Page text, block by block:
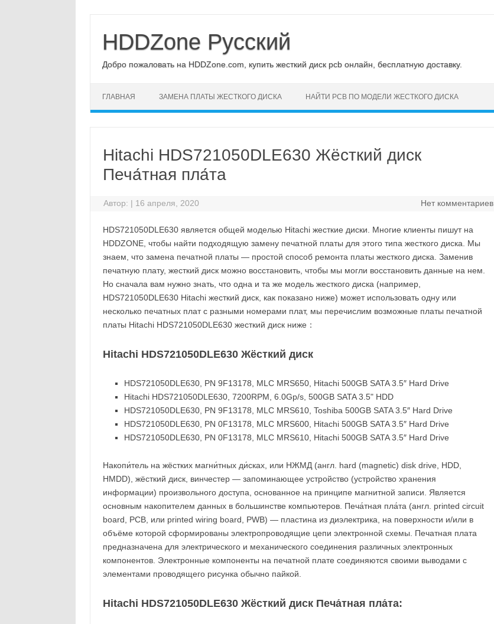
содержимому
HDDZone Русский
Добро пожаловать на HDDZone.com, купить жесткий диск pcb онлайн, бесплатную доставку.
ГЛАВНАЯ ЗАМЕНА ПЛАТЫ ЖЕСТКОГО ДИСКА НАЙТИ PCB ПО МОДЕЛИ ЖЕСТКОГО ДИСКА
Hitachi HDS721050DLE630 Жёсткий диск
Печа́тная пла́та
Автор: | 16 апреля, 2020 Нет комментариев
HDS721050DLE630 является общей моделью Hitachi жесткие диски. Многие клиенты пишут на
HDDZONE, чтобы найти подходящую замену печатной платы для этого типа жесткого диска. Мы
знаем, что замена печатной платы — простой способ ремонта платы жесткого диска. Заменив
печатную плату, жесткий диск можно восстановить, чтобы мы могли восстановить данные на нем.
Но сначала вам нужно знать, что одна и та же модель жесткого диска (например,
HDS721050DLE630 Hitachi жесткий диск, как показано ниже) может использовать одну или
несколько печатных плат с разными номерами плат, мы перечислим возможные платы печатной
платы Hitachi HDS721050DLE630 жесткий диск ниже：
Hitachi HDS721050DLE630 Жёсткий диск
HDS721050DLE630, PN 9F13178, MLC MRS650, Hitachi 500GB SATA 3.5″ Hard Drive
Hitachi HDS721050DLE630, 7200RPM, 6.0Gp/s, 500GB SATA 3.5" HDD
HDS721050DLE630, PN 9F13178, MLC MRS610, Toshiba 500GB SATA 3.5″ Hard Drive
HDS721050DLE630, PN 0F13178, MLC MRS600, Hitachi 500GB SATA 3.5″ Hard Drive
HDS721050DLE630, PN 0F13178, MLC MRS610, Hitachi 500GB SATA 3.5″ Hard Drive
Накопи́тель на жёстких магни́тных ди́сках, или НЖМД (англ. hard (magnetic) disk drive, HDD,
HMDD), жёсткий диск, винчестер — запоминающее устройство (устройство хранения
информации) произвольного доступа, основанное на принципе магнитной записи. Является
основным накопителем данных в большинстве компьютеров. Печа́тная пла́та (англ. printed circuit
board, PCB, или printed wiring board, PWB) — пластина из диэлектрика, на поверхности и/или в
объёме которой сформированы электропроводящие цепи электронной схемы. Печатная плата
предназначена для электрического и механического соединения различных электронных
компонентов. Электронные компоненты на печатной плате соединяются своими выводами с
элементами проводящего рисунка обычно пайкой.
Hitachi HDS721050DLE630 Жёсткий диск Печа́тная пла́та: